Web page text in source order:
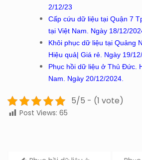
2/12/23
Cấp cứu dữ liệu tại Quận 7
tại Việt Nam. Ngày 18/12/
Khôi phục dữ liệu tại Quảng
Hiệu quả| Giá rẻ. Ngày 19/
Phục hồi dữ liệu ở Thủ Đức.
Nam. Ngày 20/12/2024.
5/5 - (1 vote)
Post Views: 65